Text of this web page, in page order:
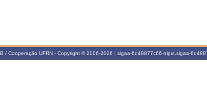
/ Cooperação UFRN - Copyright © 2006-2026 | sigaa-6d48877c66-nlpxt.sigaa-